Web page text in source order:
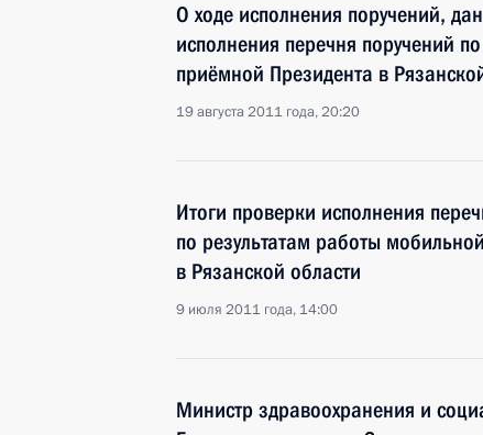
О ходе исполнения поручений,
исполнения перечня поручений
приёмной Президента в
19 августа 2011 года, 20:20
Итоги проверки исполнения
по результатам работы
в Рязанской области
9 июля 2011 года, 14:00
Министр здравоохранения и